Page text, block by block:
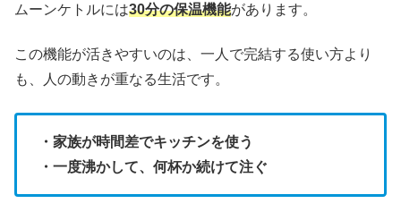
ムーンケトルには30分の保温機能があります。
この機能が活きやすいのは、一人で完結する使い方より
も、人の動きが重なる生活です。
・家族が時間差でキッチンを使う
・一度沸かして、何杯か続けて注ぐ